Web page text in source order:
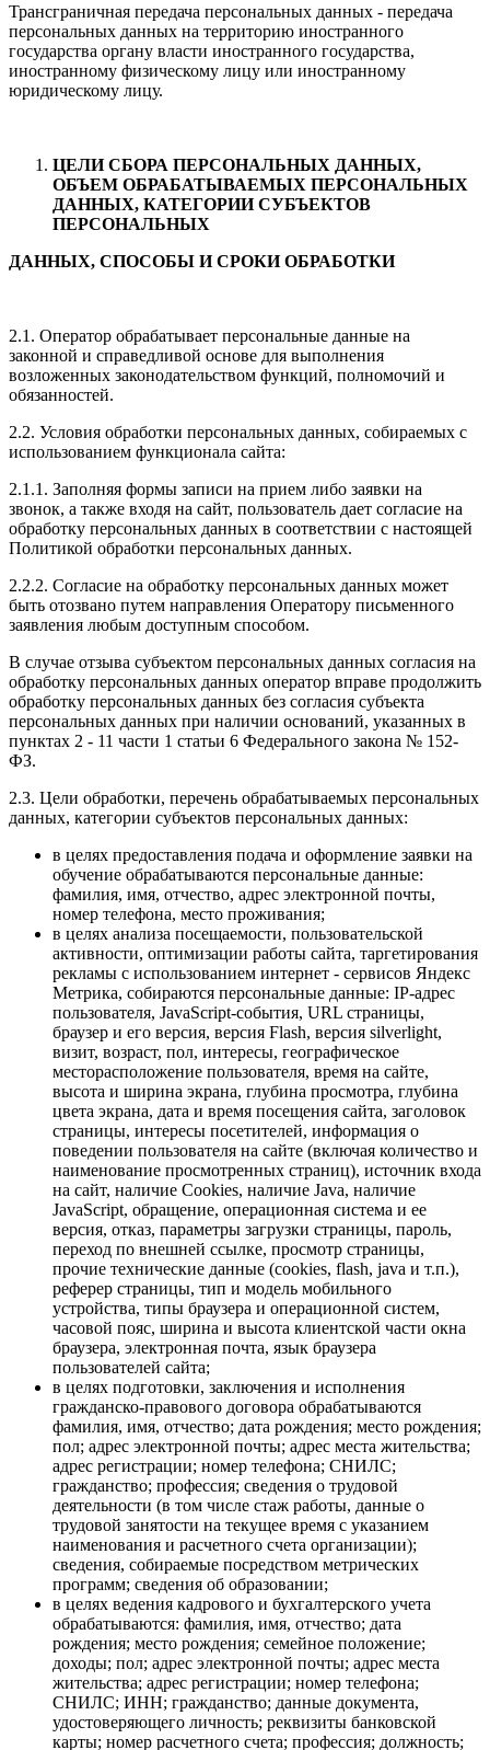
Трансграничная передача персональных данных - передача
персональных данных на территорию иностранного
государства органу власти иностранного государства,
иностранному физическому лицу или иностранному
юридическому лицу.
ЦЕЛИ СБОРА ПЕРСОНАЛЬНЫХ ДАННЫХ,
ОБЪЕМ ОБРАБАТЫВАЕМЫХ ПЕРСОНАЛЬНЫХ
ДАННЫХ, КАТЕГОРИИ СУБЪЕКТОВ
ПЕРСОНАЛЬНЫХ
ДАННЫХ, СПОСОБЫ И СРОКИ ОБРАБОТКИ
2.1. Оператор обрабатывает персональные данные на
законной и справедливой основе для выполнения
возложенных законодательством функций, полномочий и
обязанностей.
2.2. Условия обработки персональных данных, собираемых с
использованием функционала сайта:
2.1.1. Заполняя формы записи на прием либо заявки на
звонок, а также входя на сайт, пользователь дает согласие на
обработку персональных данных в соответствии с настоящей
Политикой обработки персональных данных.
2.2.2. Согласие на обработку персональных данных может
быть отозвано путем направления Оператору письменного
заявления любым доступным способом.
В случае отзыва субъектом персональных данных согласия на
обработку персональных данных оператор вправе продолжить
обработку персональных данных без согласия субъекта
персональных данных при наличии оснований, указанных в
пунктах 2 - 11 части 1 статьи 6 Федерального закона № 152-
ФЗ.
2.3. Цели обработки, перечень обрабатываемых персональных
данных, категории субъектов персональных данных:
в целях предоставления подача и оформление заявки на
обучение обрабатываются персональные данные:
фамилия, имя, отчество, адрес электронной почты,
номер телефона, место проживания;
в целях анализа посещаемости, пользовательской
активности, оптимизации работы сайта, таргетирования
рекламы с использованием интернет - сервисов Яндекс
Метрика, собираются персональные данные: IP-адрес
пользователя, JavaScript-события, URL страницы,
браузер и его версия, версия Flash, версия silverlight,
визит, возраст, пол, интересы, географическое
месторасположение пользователя, время на сайте,
высота и ширина экрана, глубина просмотра, глубина
цвета экрана, дата и время посещения сайта, заголовок
страницы, интересы посетителей, информация о
поведении пользователя на сайте (включая количество и
наименование просмотренных страниц), источник входа
на сайт, наличие Cookies, наличие Java, наличие
JavaScript, обращение, операционная система и ее
версия, отказ, параметры загрузки страницы, пароль,
переход по внешней ссылке, просмотр страницы,
прочие технические данные (cookies, flash, java и т.п.),
реферер страницы, тип и модель мобильного
устройства, типы браузера и операционной систем,
часовой пояс, ширина и высота клиентской части окна
браузера, электронная почта, язык браузера
пользователей сайта;
в целях подготовки, заключения и исполнения
гражданско-правового договора обрабатываются
фамилия, имя, отчество; дата рождения; место рождения;
пол; адрес электронной почты; адрес места жительства;
адрес регистрации; номер телефона; СНИЛС;
гражданство; профессия; сведения о трудовой
деятельности (в том числе стаж работы, данные о
трудовой занятости на текущее время с указанием
наименования и расчетного счета организации);
сведения, собираемые посредством метрических
программ; сведения об образовании;
в целях ведения кадрового и бухгалтерского учета
обрабатываются: фамилия, имя, отчество; дата
рождения; место рождения; семейное положение;
доходы; пол; адрес электронной почты; адрес места
жительства; адрес регистрации; номер телефона;
СНИЛС; ИНН; гражданство; данные документа,
удостоверяющего личность; реквизиты банковской
карты; номер расчетного счета; профессия; должность;